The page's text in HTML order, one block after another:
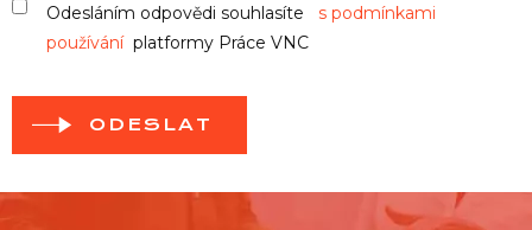
Odesláním odpovědi souhlasíte s podmínkami
používáníplatformy Práce VNC
ODESLAT